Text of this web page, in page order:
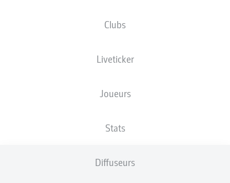
Clubs
Liveticker
Joueurs
Stats
Diffuseurs